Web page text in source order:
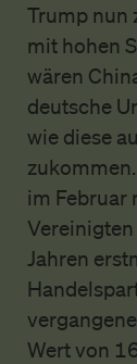
Trump nun
mit hohen
wären
deutsche
wie diese
im Februar
Jahren
Wert von